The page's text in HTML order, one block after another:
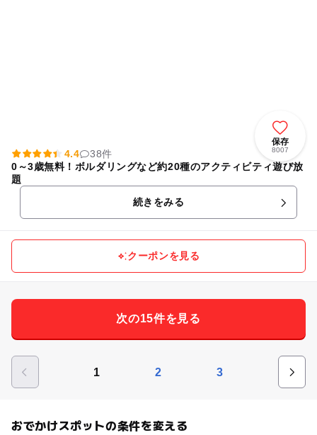
保存
8007
4.4
38件
0～3歳無料！ボルダリングなど約20種のアクティビティ遊び放
題
続きをみる
クーポンを見る
次の15件を見る
1 2 3
おでかけスポットの条件を変える